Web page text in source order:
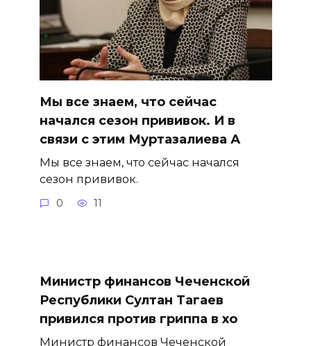
Мы все знаем, что сейчас
начался сезон прививок. И в
связи с этим Муртазалиева А
Мы все знаем, что сейчас начался
сезон прививок.
0 11
Министр финансов Чеченской
Республики Султан Тагаев
привился против гриппа в хо
Министр финансов Чеченской